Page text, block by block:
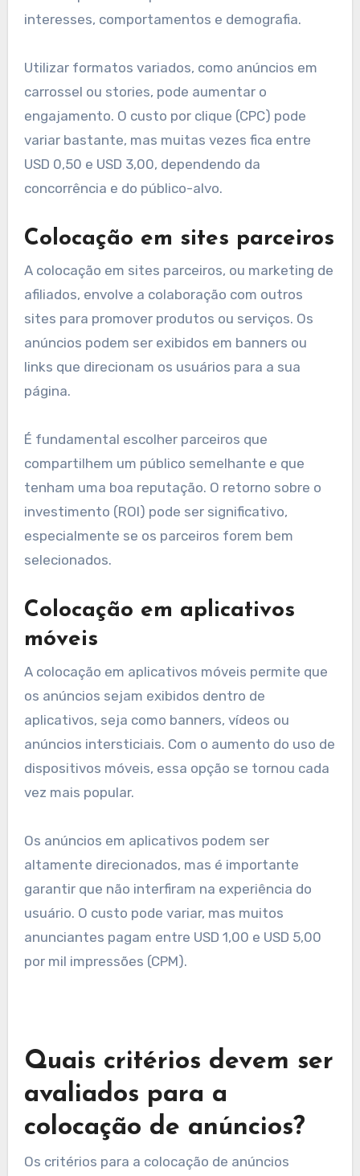
interesses, comportamentos e demografia.
Utilizar formatos variados, como anúncios em
carrossel ou stories, pode aumentar o
engajamento. O custo por clique (CPC) pode
variar bastante, mas muitas vezes fica entre
USD 0,50 e USD 3,00, dependendo da
concorrência e do público-alvo.
Colocação em sites parceiros
A colocação em sites parceiros, ou marketing de
afiliados, envolve a colaboração com outros
sites para promover produtos ou serviços. Os
anúncios podem ser exibidos em banners ou
links que direcionam os usuários para a sua
página.
É fundamental escolher parceiros que
compartilhem um público semelhante e que
tenham uma boa reputação. O retorno sobre o
investimento (ROI) pode ser significativo,
especialmente se os parceiros forem bem
selecionados.
Colocação em aplicativos
móveis
A colocação em aplicativos móveis permite que
os anúncios sejam exibidos dentro de
aplicativos, seja como banners, vídeos ou
anúncios intersticiais. Com o aumento do uso de
dispositivos móveis, essa opção se tornou cada
vez mais popular.
Os anúncios em aplicativos podem ser
altamente direcionados, mas é importante
garantir que não interfiram na experiência do
usuário. O custo pode variar, mas muitos
anunciantes pagam entre USD 1,00 e USD 5,00
por mil impressões (CPM).